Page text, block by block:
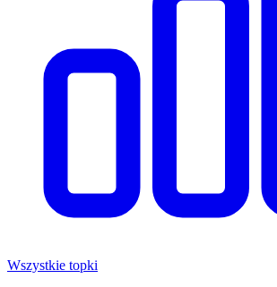
Wszystkie topki